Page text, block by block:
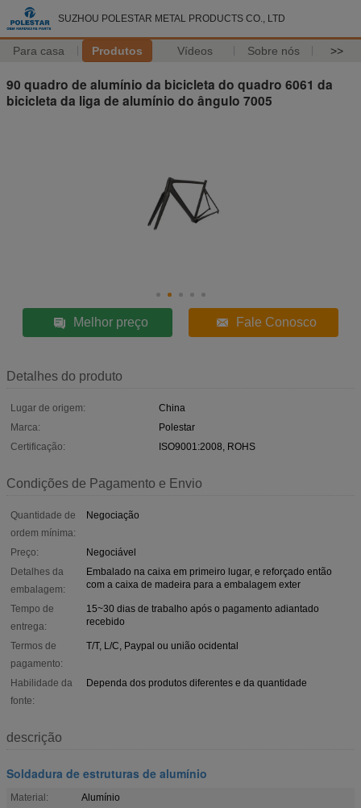
SUZHOU POLESTAR METAL PRODUCTS CO., LTD
Para casa Produtos Vídeos Sobre nós >>
90 quadro de alumínio da bicicleta do quadro 6061 da
bicicleta da liga de alumínio do ângulo 7005
Melhor preço Fale Conosco
Detalhes do produto
Lugar de origem:
China
Marca:
Polestar
Certificação:
ISO9001:2008, ROHS
Condições de Pagamento e Envio
Quantidade de
ordem mínima:
Negociação
Preço:
Negociável
Detalhes da
embalagem:
Embalado na caixa em primeiro lugar, e reforçado então
com a caixa de madeira para a embalagem exter
Tempo de
entrega:
15~30 dias de trabalho após o pagamento adiantado
recebido
Termos de
pagamento:
T/T, L/C, Paypal ou união ocidental
Habilidade da
fonte:
Dependa dos produtos diferentes e da quantidade
descrição
Soldadura de estruturas de alumínio
Material:
Alumínio